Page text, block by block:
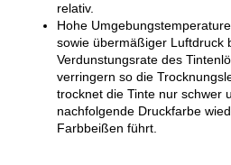
relativ.
Hohe
sowie übermäßiger Luftdruck
Verdunstungsrate des
verringern so die
trocknet die Tinte nur schwer
nachfolgende Druckfarbe
Farbbeißen führt.